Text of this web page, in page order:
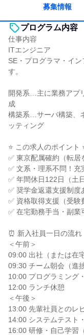
募集情報
プログラム内容
仕事内容
ITエンジニア
SE・プログラマ・イ
す。
開発系…主に業務アプ
成
構築系…サーバ構築、
ッティング
⭐ この求人のポイント
✅ 東京配属確約（転居
✅ 文系・理系不問！充
✅ 年間休日122日（土
✅ 奨学金返還支援制度
✅ 資格取得支援（受験
✅ 在宅勤務手当・副業
⏰ 新入社員一日の流
＜午前＞
09:00 出社（または在
09:30 チーム朝会（進
10:00 プログラミング
12:00 ランチ休憩
＜午後＞
13:00 先輩社員とのレ
14:00 システムテスト
16:00 研修・自己学習